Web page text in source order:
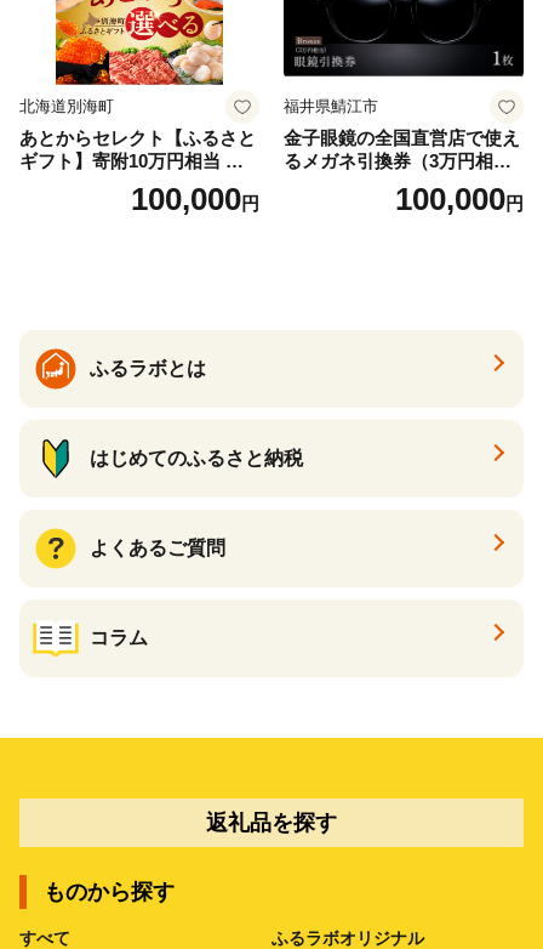
北海道別海町
あとからセレクト【ふるさと
ギフト】寄附10万円相当 あ
とから選べる！ ギフト いく
ら ほたて 海鮮 牛肉 別海町
ギフト ふるさと納税 ）
100,000円
福井県鯖江市
金子眼鏡の全国直営店で使え
るメガネ引換券（3万円相
100,000円
ふるラボとは
はじめてのふるさと納税
よくあるご質問
コラム
返礼品を探す
ものから探す
すべて ふるラボオリジナル